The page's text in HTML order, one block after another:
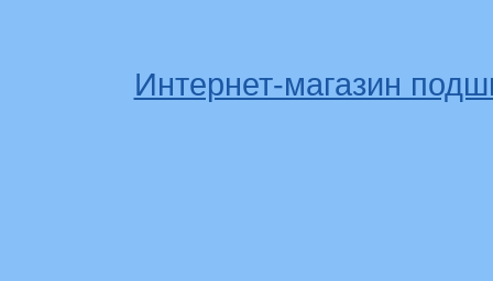
Интернет-магазин